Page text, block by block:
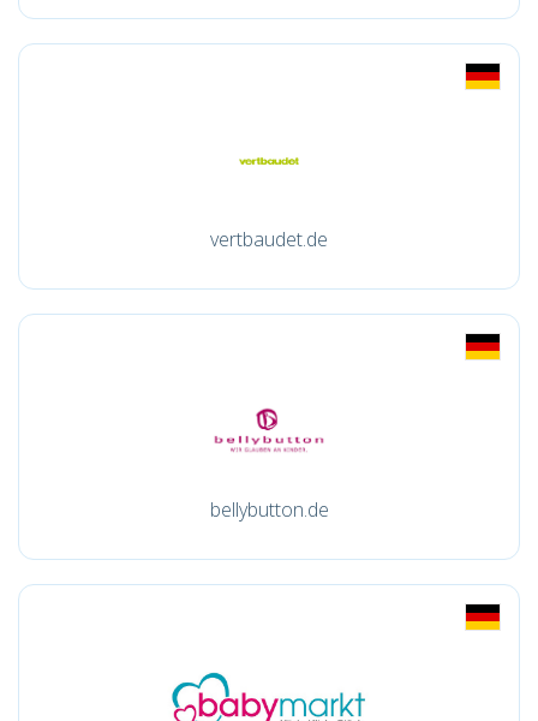
vertbaudet.de
bellybutton.de